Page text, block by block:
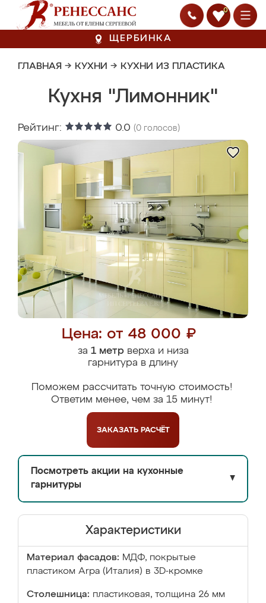
0
ЩЕРБИНКА
ГЛАВНАЯ → КУХНИ → КУХНИ ИЗ ПЛАСТИКА
Кухня "Лимонник"
Рейтинг: 0.0 (0 голосов)
Цена: от 48 000 ₽
за 1 метрверха и низа
гарнитура в длину
Поможем рассчитать точную стоимость!
Ответим менее, чем за 15 минут!
ЗАКАЗАТЬ РАСЧЁТ
Посмотреть акции на кухонные
гарнитуры
▼
Характеристики
Материал фасадов: МДФ, покрытые
пластиком Arpa (Италия) в 3D-кромке
Столешница: пластиковая, толщина 26 мм